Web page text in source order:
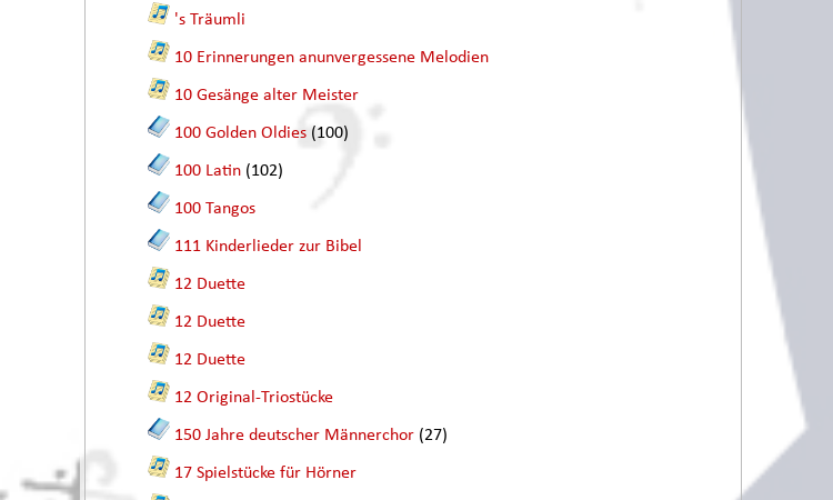
's Träumli
10 Erinnerungen anunvergessene Melodien
10 Gesänge alter Meister
100 Golden Oldies (100)
100 Latin (102)
100 Tangos
111 Kinderlieder zur Bibel
12 Duette
12 Duette
12 Duette
12 Original-Triostücke
150 Jahre deutscher Männerchor (27)
17 Spielstücke für Hörner